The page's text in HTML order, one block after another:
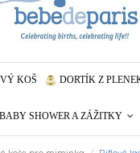
KOŠ DORTÍK Z
BABY SHOWER A ZÁŽITKY